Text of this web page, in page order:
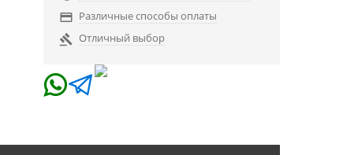
 Различные способы оплаты
 Отличный выбор